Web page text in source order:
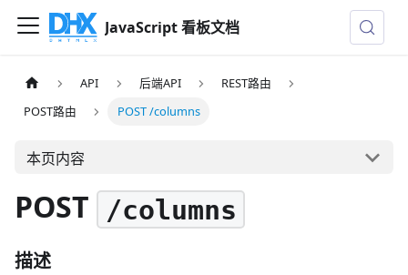
JavaScript 看板文档
API 后端API
REST路由
POST路由
POST /columns
本页内容
POST /columns
描述